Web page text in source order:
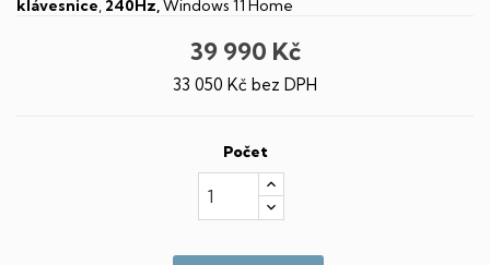
klávesnice, 240Hz,Windows 11 Home
39 990 Kč
33 050 Kč bez DPH
Počet